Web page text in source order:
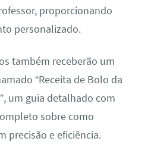
proporcionando
personalizado.
também receberão um
“Receita de Bolo da
um guia detalhado com
sobre como
precisão e eficiência.